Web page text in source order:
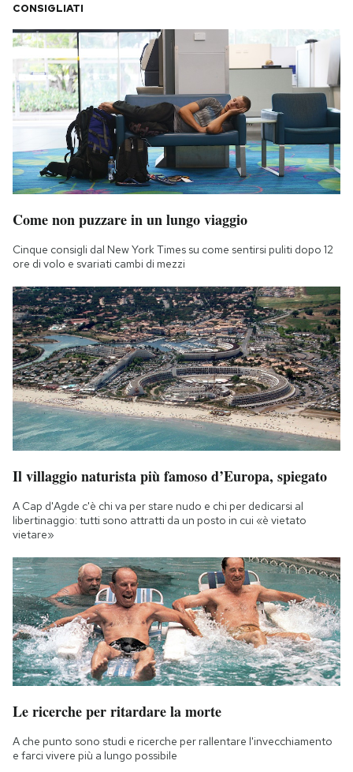
CONSIGLIATI
Come non puzzare in un lungo viaggio
Cinque consigli dal New York Times su come sentirsi puliti dopo 12
ore di volo e svariati cambi di mezzi
Il villaggio naturista più famoso d’Europa, spiegato
A Cap d'Agde c'è chi va per stare nudo e chi per dedicarsi al
libertinaggio: tutti sono attratti da un posto in cui «è vietato
vietare»
Le ricerche per ritardare la morte
A che punto sono studi e ricerche per rallentare l'invecchiamento
e farci vivere più a lungo possibile